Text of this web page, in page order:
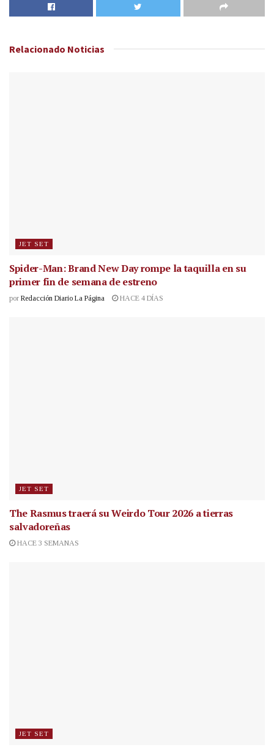
Relacionado Noticias
JET SET
Spider-Man: Brand New Day rompe la taquilla en su
primer fin de semana de estreno
por Redacción Diario La Página HACE 4 DÍAS
JET SET
The Rasmus traerá su Weirdo Tour 2026 a tierras
salvadoreñas
HACE 3 SEMANAS
JET SET